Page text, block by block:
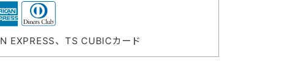
EXPRESS、TS CUBICカード